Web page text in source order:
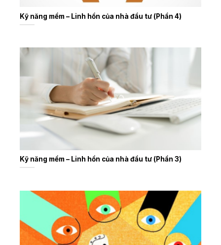
Kỹ năng mềm – Linh hồn của nhà đầu tư (Phần 4)
Kỹ năng mềm – Linh hồn của nhà đầu tư (Phần 3)